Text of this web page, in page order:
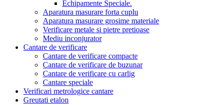
Echipamente Speciale.
Aparatura masurare forta cuplu
Aparatura masurare grosime materiale
Verificare metale si pietre pretioase
Mediu inconjurator
Cantare de verificare
Cantare de verificare compacte
Cantare de verificare de buzunar
Cantare de verificare cu carlig
Cantare speciale
Verificari metrologice cantare
Greutati etalon